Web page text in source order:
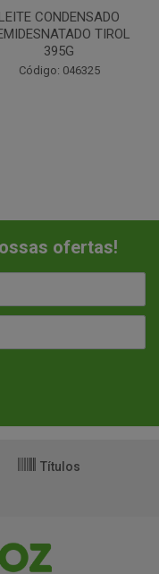
TIROL
046325
ofertas!
Títulos